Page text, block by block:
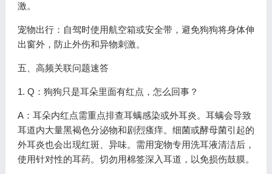
激。
宠物出行：自驾时使用航空箱或安全带，避免狗狗将身体伸
出窗外，防止外伤和异物刺激。
五、高频关联问题速答
1. Q：狗狗只是耳朵里面有红点，怎么回事？
A：耳朵内红点需重点排查耳螨感染或外耳炎。耳螨会导致
耳道内大量黑褐色分泌物和剧烈瘙痒。细菌或酵母菌引起的
外耳炎也会出现红斑、异味。需用宠物专用洗耳液清洁后，
使用针对性的耳药。切勿用棉签深入耳道，以免损伤鼓膜。